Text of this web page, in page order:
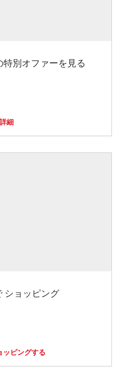
特別オファーを見る
詳細
ショッピング
ッピングする